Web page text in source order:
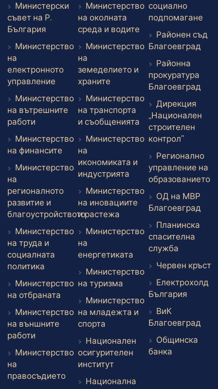
Министерски
съвет на Р.
България Външен линк
Министерство
на
електронното
управление Външен линк
Министерство
на вътрешните
работи Външен линк
Министерство
на финансите Външен линк
Министерство
на
регионалното
развитие и
благоустройството
Външен линк
Министерство
на труда и
социалната
политика Външен линк
Министерство
на отбраната Външен линк
Министерство
на външните
работи Външен линк
Министерство
на
правосъдиетоВъншен линк
Министерство
на околната
среда и водите Външен линк
Министерство
на
земеделието и
храните Външен линк
Министерство
на транспорта
и съобщенията Външен линк
Министерство
на
икономиката и
индустрията Външен линк
Министерство
на иновациите
и растежа Външен линк
Министерство
на
енергетиката Външен линк
Министерство
на туризма Външен линк
Министерство
на младежта и
спорта Външен линк
Национален
осигурителен
институтВъншен линк
Национална
социално
подпомагане
Районен съд
Благоевград
Районна
прокуратура
Благоевград
Дирекция
„Национален
строителен
контрол”Външен
Регионално
управление на
образованието
ОД на МВР
Благоевград
Планинска
спасителна
служба
Червен кръст
Електрохолд
България
ВиК
Благоевград
Общинска
банка